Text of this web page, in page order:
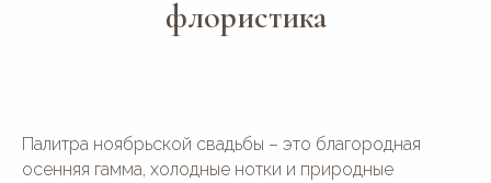
флористика
Палитра ноябрьской свадьбы – это благородная
осенняя гамма, холодные нотки и природные